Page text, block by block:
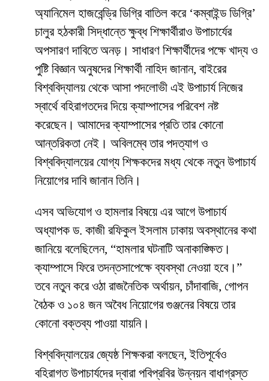
অ্যানিমেল হাজবেন্ড্রি ডিগ্রি বাতিল করে ‘কম্বাইন্ড ডিগ্রি’
চালুর হঠকারী সিদ্ধান্তে ক্ষুব্ধ শিক্ষার্থীরাও উপাচার্যের
অপসারণ দাবিতে অনড়। সাধারণ শিক্ষার্থীদের পক্ষে খাদ্য ও
পুষ্টি বিজ্ঞান অনুষদের শিক্ষার্থী নাহিদ জানান, বাইরের
বিশ্ববিদ্যালয় থেকে আসা পদলোভী এই উপাচার্য নিজের
স্বার্থে বহিরাগতদের দিয়ে ক্যাম্পাসের পরিবেশ নষ্ট
করেছেন। আমাদের ক্যাম্পাসের প্রতি তার কোনো
আন্তরিকতা নেই। অবিলম্বে তার পদত্যাগ ও
বিশ্ববিদ্যালয়ের যোগ্য শিক্ষকদের মধ্য থেকে নতুন উপাচার্য
নিয়োগের দাবি জানান তিনি।
​এসব অভিযোগ ও হামলার বিষয়ে এর আগে উপাচার্য
অধ্যাপক ড. কাজী রফিকুল ইসলাম ঢাকায় অবস্থানের কথা
জানিয়ে বলেছিলেন, “হামলার ঘটনাটি অনাকাঙ্ক্ষিত।
ক্যাম্পাসে ফিরে তদন্তসাপেক্ষে ব্যবস্থা নেওয়া হবে।”
তবে নতুন করে ওঠা রাজনৈতিক অর্থায়ন, চাঁদাবাজি, গোপন
বৈঠক ও ১০৪ জন অবৈধ নিয়োগের গুঞ্জনের বিষয়ে তার
কোনো বক্তব্য পাওয়া যায়নি।
​বিশ্ববিদ্যালয়ের জ্যেষ্ঠ শিক্ষকরা বলছেন, ইতিপূর্বেও
বহিরাগত উপাচার্যদের দ্বারা পবিপ্রবির উন্নয়ন বাধাগ্রস্ত